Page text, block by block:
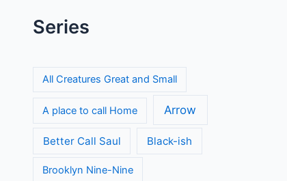
Series
All Creatures Great and Small
A place to call Home Arrow
Better Call Saul Black-ish
Brooklyn Nine-Nine